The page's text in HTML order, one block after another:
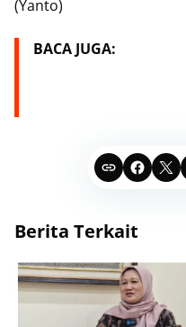
(Yanto)
BACA JUGA:
Berita Terkait